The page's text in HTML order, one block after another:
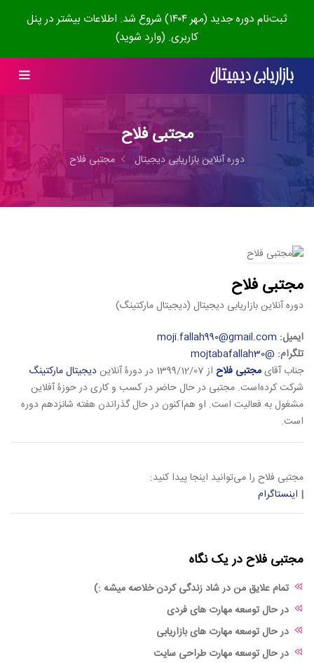
ثبت‌نام دوره جدید (مهر ۱۴۰۴) شروع شد. اطلاعات بیشتر در پنل
کاربری. (وارد شوید)
مجتبی فلاح
دوره آنلاین بازاریابی دیجیتال مجتبی فلاح
مجتبی فلاح
دوره آنلاین بازاریابی دیجیتال (دیجیتال مارکتینگ)
ایمیل: moji.fallah990@gmail.com
تلگرام: @mojtabafallah30
جناب آقایمجتبی فلاح از 1399/12/07 در دورۀ آنلاین
دیجیتال مارکتینگ
شرکت کرده‌است. مجتبی در حال حاضر در کسب و کاری در حوزۀ آفلاین
مشغول به فعالیت است. او هم‌اکنون در حال گذراندن هفته شانزدهم دوره
است.
مجتبی فلاح را می‌توانید اینجا پیدا کنید:
| اینستاگرام
مجتبی فلاح در یک نگاه
تمام علایق من در شاد زندگی کردن خلاصه میشه :)
در حال توسعه مهارت های فردی
در حال توسعه مهارت های بازاریابی
در حال توسعه مهارت طراحی سایت